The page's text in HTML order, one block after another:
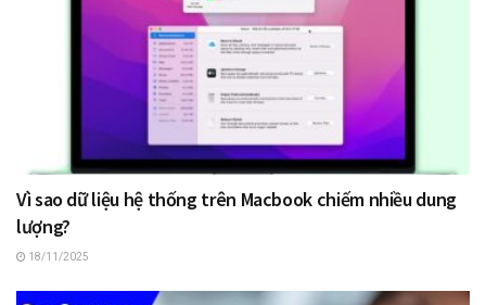
Vì sao dữ liệu hệ thống trên Macbook chiếm nhiều dung
lượng?
18/11/2025